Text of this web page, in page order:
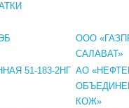
ООО
САЛАВАТ»
51-183-2НГ АО
КОЖ»